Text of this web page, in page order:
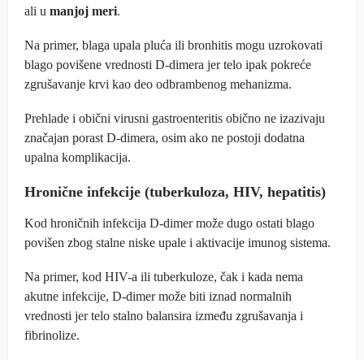
ali u manjoj meri.
Na primer, blaga upala pluća ili bronhitis mogu uzrokovati
blago povišene vrednosti D-dimera jer telo ipak pokreće
zgrušavanje krvi kao deo odbrambenog mehanizma.
Prehlade i obični virusni gastroenteritis obično ne izazivaju
značajan porast D-dimera, osim ako ne postoji dodatna
upalna komplikacija.
Hronične infekcije (tuberkuloza, HIV, hepatitis)
Kod hroničnih infekcija D-dimer može dugo ostati blago
povišen zbog stalne niske upale i aktivacije imunog sistema.
Na primer, kod HIV-a ili tuberkuloze, čak i kada nema
akutne infekcije, D-dimer može biti iznad normalnih
vrednosti jer telo stalno balansira između zgrušavanja i
fibrinolize.